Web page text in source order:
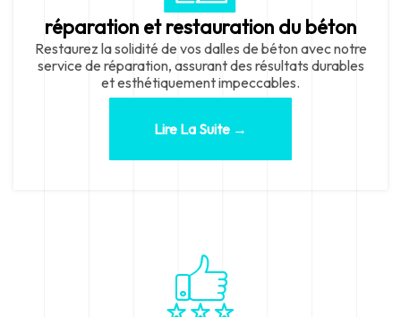
réparation et restauration du béton
Restaurez la solidité de vos dalles de béton avec notre
service de réparation, assurant des résultats durables
et esthétiquement impeccables.
Lire La Suite →